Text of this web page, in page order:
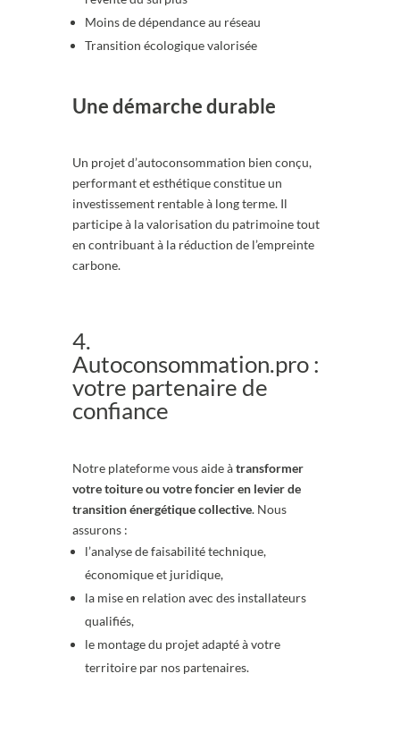
Moins de dépendance au réseau
Transition écologique valorisée
Une démarche durable
Un projet d’autoconsommation bien conçu,
performant et esthétique constitue un
investissement rentable à long terme. Il
participe à la valorisation du patrimoine tout
en contribuant à la réduction de l’empreinte
carbone.
4.
Autoconsommation.pro :
votre partenaire de
confiance
Notre plateforme vous aide àtransformer
votre toiture ou votre foncier en levier de
transition énergétique collective. Nous
assurons :
l’analyse de faisabilité technique,
économique et juridique,
la mise en relation avec des installateurs
qualifiés,
le montage du projet adapté à votre
territoire par nos partenaires.